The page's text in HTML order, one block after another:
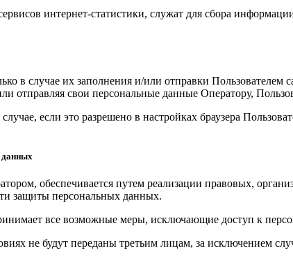
интернет-статистики, служат для сбора
в случае их заполнения и/или отправки
отправляя свои персональные данные Оператору,
если это разрешено в настройках браузера
данных
обеспечивается путем реализации правовых,
защиты персональных данных.
все возможные меры, исключающие доступ к
не будут переданы третьим лицам, за исключением